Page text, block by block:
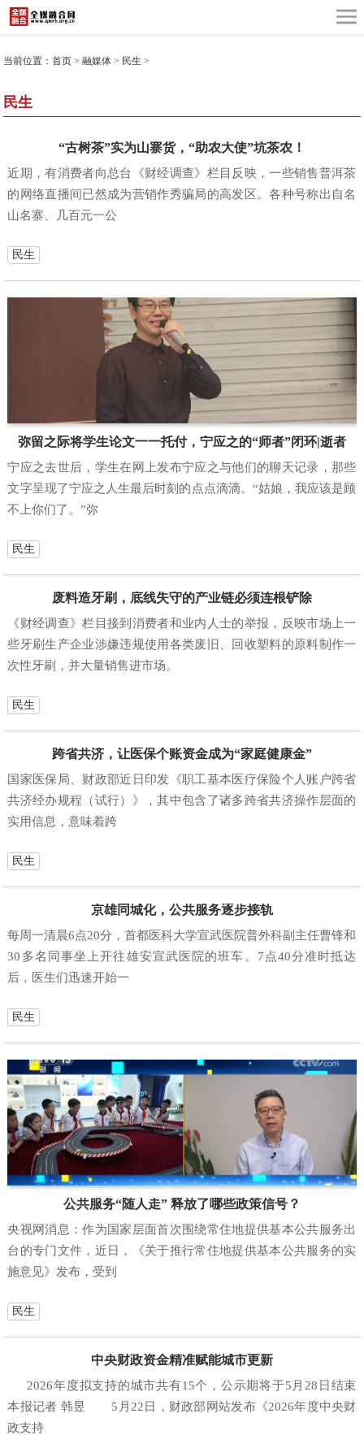
当前位置：首页 >融媒体 > 民生 >
民生
“古树茶”实为山寨货，“助农大使”坑茶农！
近期，有消费者向总台《财经调查》栏目反映，一些销售普洱茶
的网络直播间已然成为营销作秀骗局的高发区。各种号称出自名
山名寨、几百元一公
民生
弥留之际将学生论文一一托付，宁应之的“师者”闭环|逝者
宁应之去世后，学生在网上发布宁应之与他们的聊天记录，那些
文字呈现了宁应之人生最后时刻的点点滴滴。“姑娘，我应该是顾
不上你们了。”弥
民生
废料造牙刷，底线失守的产业链必须连根铲除
《财经调查》栏目接到消费者和业内人士的举报，反映市场上一
些牙刷生产企业涉嫌违规使用各类废旧、回收塑料的原料制作一
次性牙刷，并大量销售进市场。
民生
跨省共济，让医保个账资金成为“家庭健康金”
国家医保局、财政部近日印发《职工基本医疗保险个人账户跨省
共济经办规程（试行）》，其中包含了诸多跨省共济操作层面的
实用信息，意味着跨
民生
京雄同城化，公共服务逐步接轨
每周一清晨6点20分，首都医科大学宣武医院普外科副主任曹锋和
30多名同事坐上开往雄安宣武医院的班车。7点40分准时抵达
后，医生们迅速开始一
民生
公共服务“随人走” 释放了哪些政策信号？
央视网消息：作为国家层面首次围绕常住地提供基本公共服务出
台的专门文件，近日，《关于推行常住地提供基本公共服务的实
施意见》发布，受到
民生
中央财政资金精准赋能城市更新
2026年度拟支持的城市共有15个，公示期将于5月28日结束
本报记者 韩昱 5月22日，财政部网站发布《2026年度中央财
政支持